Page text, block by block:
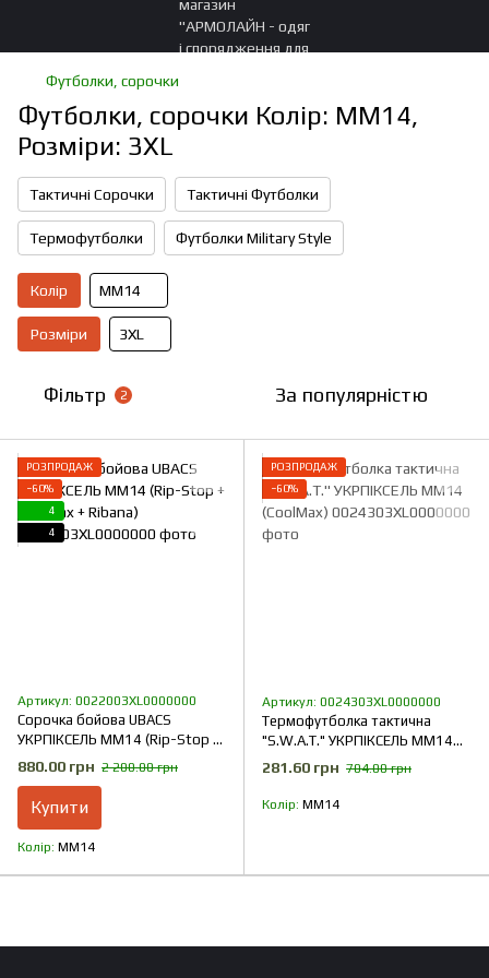
Футболки, сорочки
Футболки, сорочки Колір: ММ14,
Розміри: 3XL
Тактичні Сорочки Тактичні Футболки
Термофутболки Футболки Military Style
Колір ММ14
Розміри 3XL
Фільтр 2 За популярністю
РОЗПРОДАЖ
−60%
4
4
Артикул: 0022003XL0000000
Сорочка бойова UBACS
УКРПІКСЕЛЬ ММ14 (Rip-Stop +
CoolMax + Ribana)
880.00 грн 2 200.00 грн
Купити
Колір ММ14
РОЗПРОДАЖ
−60%
Артикул: 0024303XL0000000
Термофутболка тактична
"S.W.A.T." УКРПІКСЕЛЬ ММ14
(CoolMax)
281.60 грн 704.00 грн
Колір ММ14